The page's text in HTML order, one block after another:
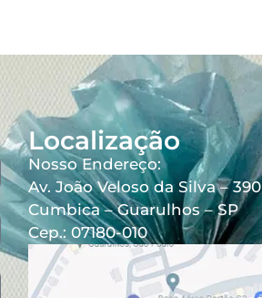
Localização
Nosso Endereço:
Av. João Veloso da Silva – 390
Cumbica – Guarulhos – SP
Cep.: 07180-010